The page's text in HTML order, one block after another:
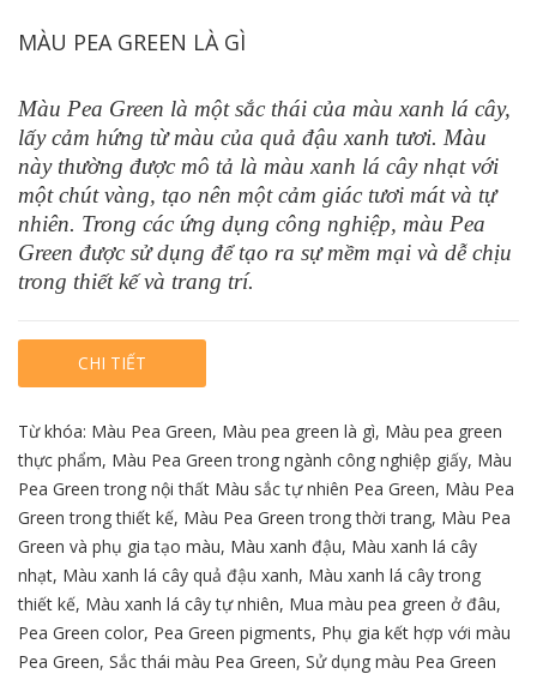
MÀU PEA GREEN LÀ GÌ
Màu Pea Green là một sắc thái của màu xanh lá cây,
lấy cảm hứng từ màu của quả đậu xanh tươi. Màu
này thường được mô tả là màu xanh lá cây nhạt với
một chút vàng, tạo nên một cảm giác tươi mát và tự
nhiên. Trong các ứng dụng công nghiệp, màu Pea
Green được sử dụng để tạo ra sự mềm mại và dễ chịu
trong thiết kế và trang trí.
CHI TIẾT
Từ khóa: Màu Pea Green, Màu pea green là gì, Màu pea green
thực phẩm, Màu Pea Green trong ngành công nghiệp giấy, Màu
Pea Green trong nội thất Màu sắc tự nhiên Pea Green, Màu Pea
Green trong thiết kế, Màu Pea Green trong thời trang, Màu Pea
Green và phụ gia tạo màu, Màu xanh đậu, Màu xanh lá cây
nhạt, Màu xanh lá cây quả đậu xanh, Màu xanh lá cây trong
thiết kế, Màu xanh lá cây tự nhiên, Mua màu pea green ở đâu,
Pea Green color, Pea Green pigments, Phụ gia kết hợp với màu
Pea Green, Sắc thái màu Pea Green, Sử dụng màu Pea Green